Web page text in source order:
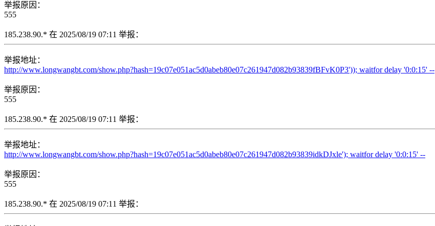
举报原因：
555
185.238.90.* 在 2025/08/19 07:11 举报：
举报地址：
http://www.longwangbt.com/show.php?hash=19c07e051ac5d0abeb80e07c261947d082b93839fBFvK0P3')); waitfor delay '0:0:15' --
举报原因：
555
185.238.90.* 在 2025/08/19 07:11 举报：
举报地址：
http://www.longwangbt.com/show.php?hash=19c07e051ac5d0abeb80e07c261947d082b93839idkDJxle'); waitfor delay '0:0:15' --
举报原因：
555
185.238.90.* 在 2025/08/19 07:11 举报：